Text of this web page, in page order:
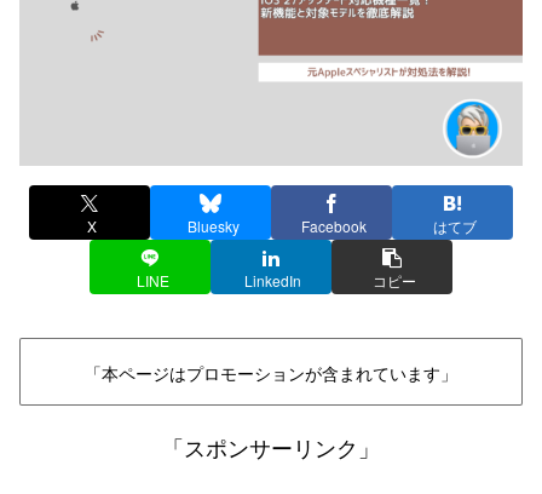
X Bluesky Facebook はてブ
LINE LinkedIn コピー
「本ページはプロモーションが含まれています」
「スポンサーリンク」